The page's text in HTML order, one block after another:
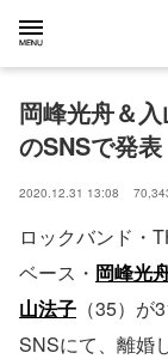
岡峰光舟＆
のSNSで発表
2020.12.31 13:08
ロックバンド・
ベース・ 岡峰光
山法子 （35）
SNSにて、離婚